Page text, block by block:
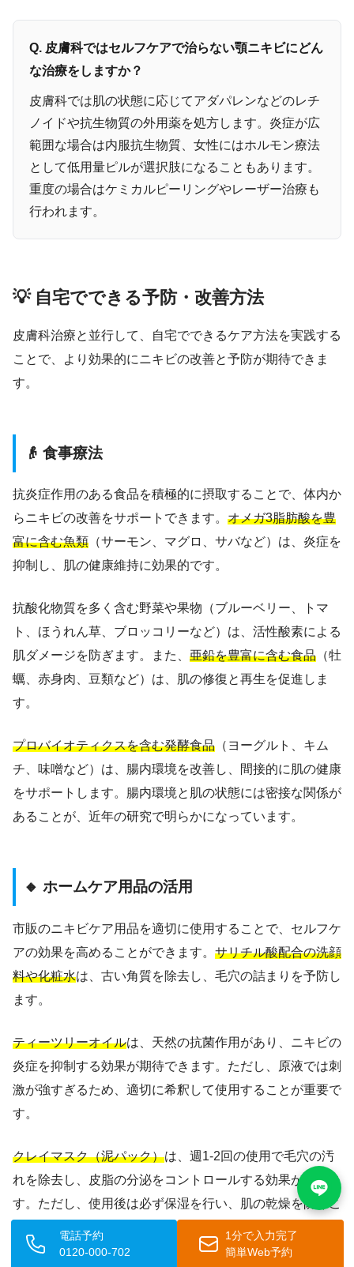
Q. 皮膚科ではセルフケアで治らない顎ニキビにどん
な治療をしますか？
皮膚科では肌の状態に応じてアダパレンなどのレチ
ノイドや抗生物質の外用薬を処方します。炎症が広
範囲な場合は内服抗生物質、女性にはホルモン療法
として低用量ピルが選択肢になることもあります。
重度の場合はケミカルピーリングやレーザー治療も
行われます。
💡 自宅でできる予防・改善方法
皮膚科治療と並行して、自宅でできるケア方法を実践する
ことで、より効果的にニキビの改善と予防が期待できま
す。
👴 食事療法
抗炎症作用のある食品を積極的に摂取することで、体内か
らニキビの改善をサポートできます。 オメガ3脂肪酸を豊
富に含む魚類 （サーモン、マグロ、サバなど）は、炎症を
抑制し、肌の健康維持に効果的です。
抗酸化物質を多く含む野菜や果物（ブルーベリー、トマ
ト、ほうれん草、ブロッコリーなど）は、活性酸素による
肌ダメージを防ぎます。また、 亜鉛を豊富に含む食品 （牡
蠣、赤身肉、豆類など）は、肌の修復と再生を促進しま
す。
プロバイオティクスを含む発酵食品 （ヨーグルト、キム
チ、味噌など）は、腸内環境を改善し、間接的に肌の健康
をサポートします。腸内環境と肌の状態には密接な関係が
あることが、近年の研究で明らかになっています。
🔸 ホームケア用品の活用
市販のニキビケア用品を適切に使用することで、セルフケ
アの効果を高めることができます。 サリチル酸配合の洗顔
料や化粧水は、古い角質を除去し、毛穴の詰まりを予防し
ます。
ティーツリーオイルは、天然の抗菌作用があり、ニキビの
炎症を抑制する効果が期待できます。ただし、原液では刺
激が強すぎるため、適切に希釈して使用することが重要で
す。
クレイマスク（泥パック）は、週1-2回の使用で毛穴の汚
れを除去し、皮脂の分泌をコントロールする効果がありま
す。ただし、使用後は必ず保湿を行い、肌の乾燥を防ぐこ
とが大切です。
電話予約
0120-000-702
1分で入力完了
簡単Web予約